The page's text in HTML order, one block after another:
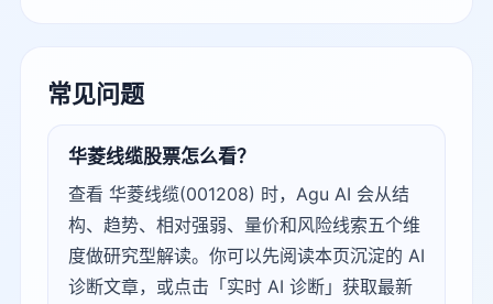
常见问题
华菱线缆股票怎么看？
查看 华菱线缆(001208) 时，Agu AI 会从结
构、趋势、相对强弱、量价和风险线索五个维
度做研究型解读。你可以先阅读本页沉淀的 AI
诊断文章，或点击「实时 AI 诊断」获取最新